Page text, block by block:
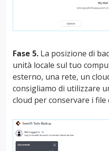
Fase 5. La posizione di
unità locale sul tuo
esterno, una rete, un
consigliamo di utilizzare
cloud per conservare i file